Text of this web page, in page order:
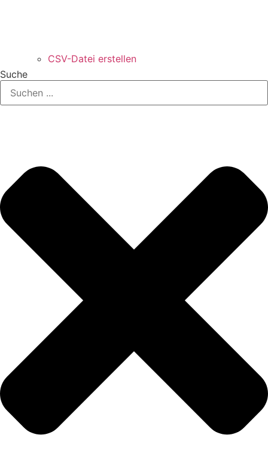
CSV-Datei erstellen
Suche